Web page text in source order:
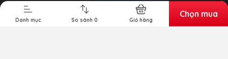
Danh mục So sánh 0 Giỏ hàng
Chọn mua
Email liên hệ:
baseusmall.vn@gmail.com
Zalo:0769.8888.39